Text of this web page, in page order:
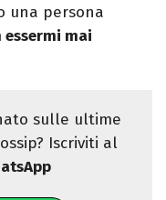
una persona
mai
sulle ultime
Iscriviti al